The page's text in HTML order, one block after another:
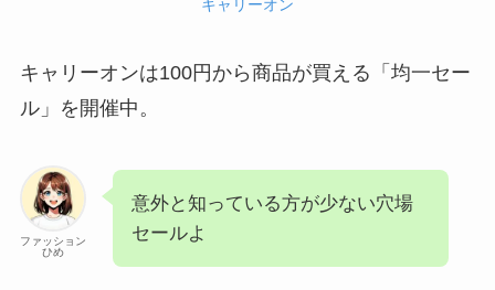
キャリーオン
キャリーオンは100円から商品が買える「均一セー
ル」を開催中。
ファッション
ひめ
意外と知っている方が少ない穴場
セールよ